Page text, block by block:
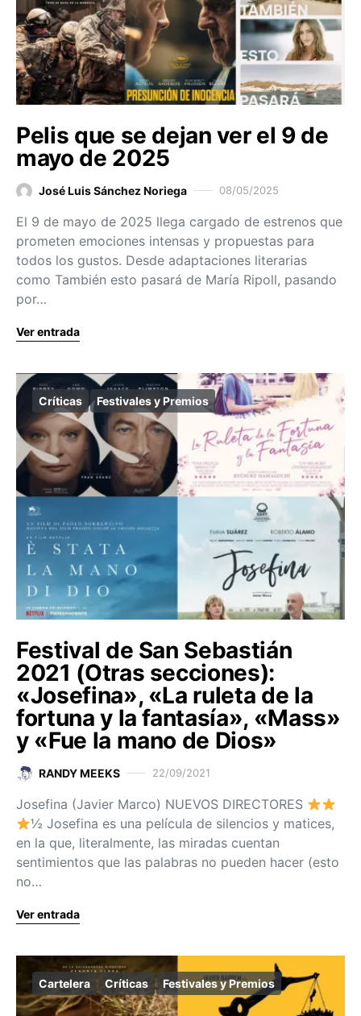
Pelis que se dejan ver el 9 de
mayo de 2025
José Luis Sánchez Noriega 08/05/2025
El 9 de mayo de 2025 llega cargado de estrenos que
prometen emociones intensas y propuestas para
todos los gustos. Desde adaptaciones literarias
como También esto pasará de María Ripoll, pasando
por…
Ver entrada
Críticas Festivales y Premios
Festival de San Sebastián
2021 (Otras secciones):
«Josefina», «La ruleta de la
fortuna y la fantasía», «Mass»
y «Fue la mano de Dios»
RANDY MEEKS 22/09/2021
Josefina (Javier Marco) NUEVOS DIRECTORES
½ Josefina es una película de silencios y matices,
en la que, literalmente, las miradas cuentan
sentimientos que las palabras no pueden hacer (esto
no…
Ver entrada
Cartelera Críticas Festivales y Premios